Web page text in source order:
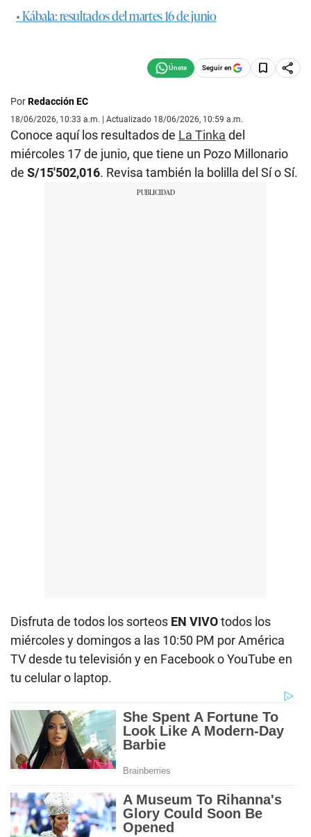
• Kábala: resultados del martes 16 de junio
Seguir en
PorRedacción EC
18/06/2026, 10:33 a.m. | Actualizado 18/06/2026, 10:59 a.m.
Conoce aquí los resultados de La Tinka del
miércoles 17 de junio, que tiene un Pozo Millonario
de S/15′502,016. Revisa también la bolilla del Sí o Sí.
Disfruta de todos los sorteos EN VIVOtodos los
miércoles y domingos a las 10:50 PM por América
TV desde tu televisión y en Facebook o YouTube en
tu celular o laptop.